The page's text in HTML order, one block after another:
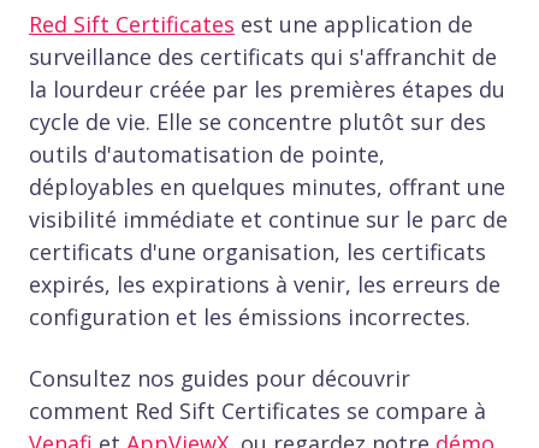
Red Sift Certificates est une application de
surveillance des certificats qui s'affranchit de
la lourdeur créée par les premières étapes du
cycle de vie. Elle se concentre plutôt sur des
outils d'automatisation de pointe,
déployables en quelques minutes, offrant une
visibilité immédiate et continue sur le parc de
certificats d'une organisation, les certificats
expirés, les expirations à venir, les erreurs de
configuration et les émissions incorrectes.
Consultez nos guides pour découvrir
comment Red Sift Certificates se compare à